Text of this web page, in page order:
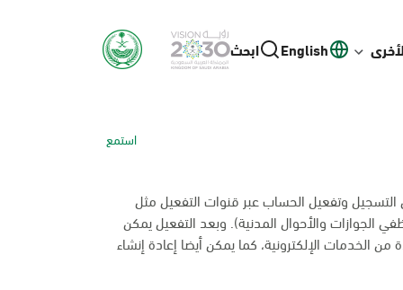
English ابحث
استمع
وتفعيل الحساب عبر قنوات التفعيل مثل
الجوازات والأحوال المدنية). وبعد التفعيل يمكن
الخدمات الإلكترونية، كما يمكن أيضا إعادة إنشاء